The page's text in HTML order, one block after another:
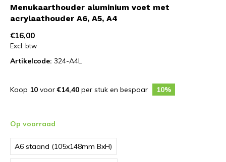
Menukaarthouder aluminium voet met
acrylaathouder A6, A5, A4
€16,00
Excl. btw
Artikelcode: 324-A4L
Koop 10 voor€14,40 per stuk en bespaar 10%
Op voorraad
A6 staand (105x148mm BxH)